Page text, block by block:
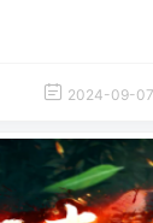
2024-09-07